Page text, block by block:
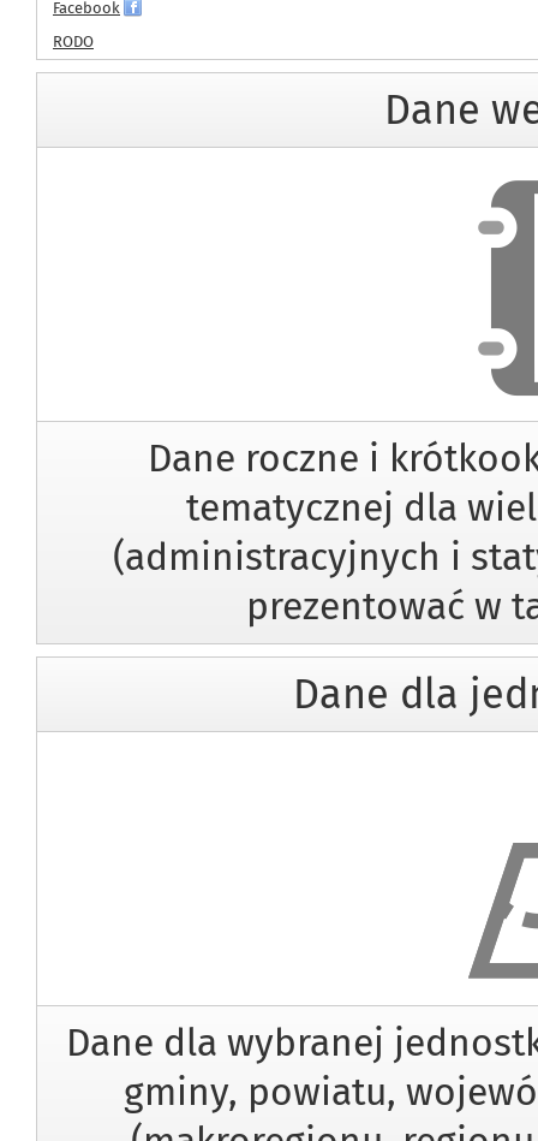
Facebook
RODO
Dane
Dane roczne i
tematycznej dla
(administracyjnych i
prezentować w
Dane dla
Dane dla wybranej
gminy, powiatu,